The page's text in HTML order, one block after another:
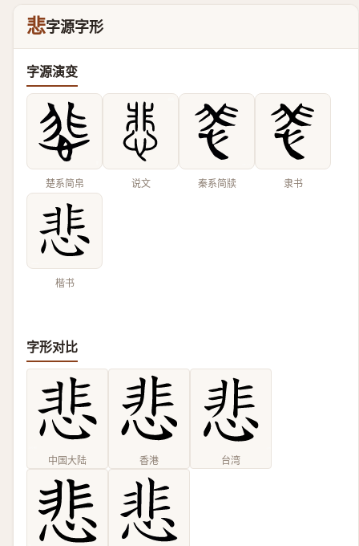
悲字源字形
字源演变
楚系简帛 说文 秦系简牍 隶书
楷书
字形对比
中国大陆 香港 台湾